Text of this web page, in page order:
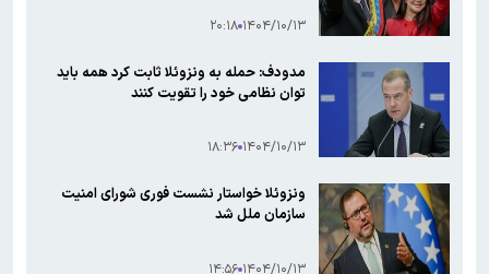
۱۴۰۴/۱۰/۱۳ ۲۰:۱۸
مدودف: حمله به ونزوئلا ثابت کرد همه باید
توان نظامی خود را تقویت کنند
۱۴۰۴/۱۰/۱۳ ۱۸:۳۶
ونزوئلا خواستار نشست فوری شورای امنیت
سازمان ملل شد
۱۴۰۴/۱۰/۱۳ ۱۴:۵۶